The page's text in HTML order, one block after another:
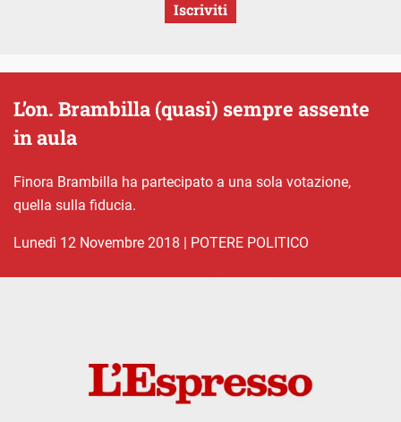
Iscriviti
L’on. Brambilla (quasi) sempre assente
in aula
Finora Brambilla ha partecipato a una sola votazione,
quella sulla fiducia.
lunedì 12 Novembre 2018 | POTERE POLITICO